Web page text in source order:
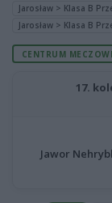
Jarosław > Klasa B
Jarosław > Klasa B
CENTRUM
17.
Jawor